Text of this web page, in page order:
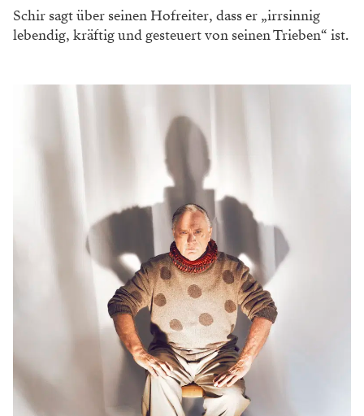
Schir sagt über seinen Hofreiter, dass er „irrsinnig
lebendig, kräftig und gesteuert von seinen Trieben“ ist.